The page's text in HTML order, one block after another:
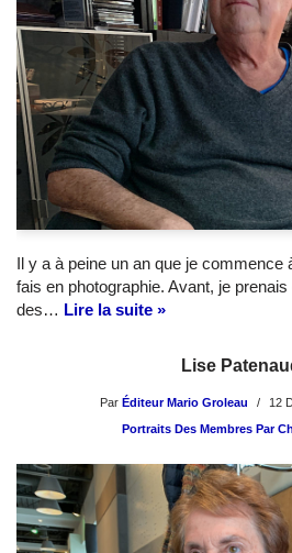
Il y a à peine un an que je commence
fais en photographie. Avant, je
des… Lire la suite »
Lise
Par Éditeur Mario Groleau
12
Portraits Des Membres Par